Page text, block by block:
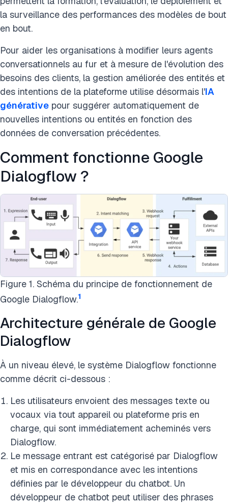
la surveillance des performances des modèles de bout
en bout.
Pour aider les organisations à modifier leurs agents
conversationnels au fur et à mesure de l'évolution des
besoins des clients, la gestion améliorée des entités et
des intentions de la plateforme utilise désormais l'IA
générative pour suggérer automatiquement de
nouvelles intentions ou entités en fonction des
données de conversation précédentes.
Comment fonctionne Google
Dialogflow ?
Figure 1. Schéma du principe de fonctionnement de
Google Dialogflow.1
Architecture générale de Google
Dialogflow
À un niveau élevé, le système Dialogflow fonctionne
comme décrit ci-dessous :
Les utilisateurs envoient des messages texte ou
vocaux via tout appareil ou plateforme pris en
charge, qui sont immédiatement acheminés vers
Dialogflow.
Le message entrant est catégorisé par Dialogflow
et mis en correspondance avec les intentions
définies par le développeur du chatbot. Un
développeur de chatbot peut utiliser des phrases